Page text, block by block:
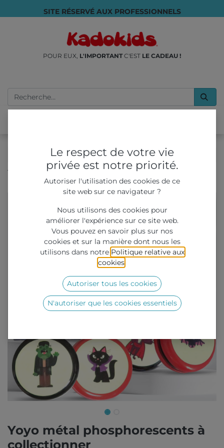
SITE RÉSERVÉ AUX PROFESSIONNELS
POUR EUX, L'IMPORTANTC'EST LE CADEAU !
Tous les produits
Yoyo métal phosphorescents à collectionner
Yoyo métal phosphorescents à
collectionner
Le respect de votre vie
privée est notre priorité.
Autoriser l'utilisation des cookies de ce
site web sur ce navigateur ?
Nous utilisons des cookies pour
améliorer l'expérience sur ce site web.
Vous pouvez en savoir plus sur nos
cookies et sur la manière dont nous les
utilisons dans notre Politique relative aux
cookies
Autoriser tous les cookies
N'autoriser que les cookies essentiels